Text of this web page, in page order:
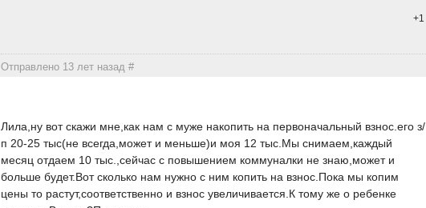
Отправлено 13 лет назад#
+1
Лила,ну вот скажи мне,как нам с муже накопить на первоначальный взнос.его з/
п 20-25 тыс(не всегда,может и меньше)и моя 12 тыс.Мы снимаем,каждый
месяц отдаем 10 тыс.,сейчас с повышением коммуналки не знаю,может и
больше будет.Вот сколько нам нужно с ним копить на взнос.Пока мы копим
цены то растут,соответственно и взнос увеличивается.К тому же о ребенке